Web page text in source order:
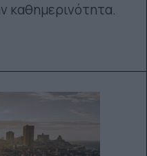
καθημερινότητα.